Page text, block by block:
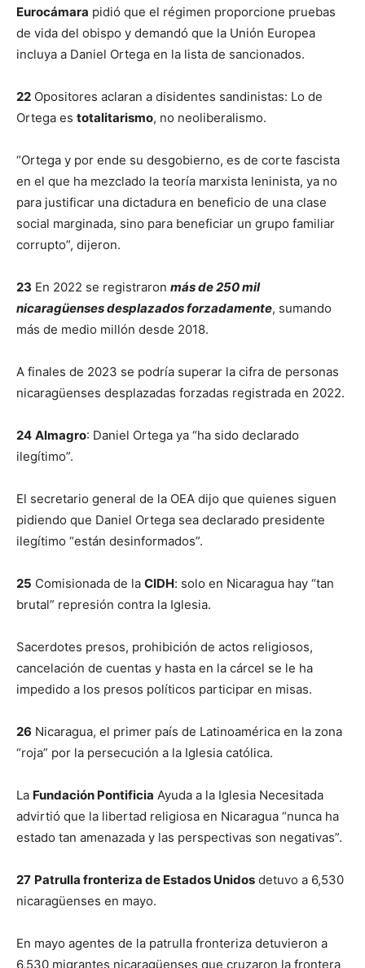
Eurocámara pidió que el régimen proporcione pruebas
de vida del obispo y demandó que la Unión Europea
incluya a Daniel Ortega en la lista de sancionados.
22 Opositores aclaran a disidentes sandinistas: Lo de
Ortega es totalitarismo, no neoliberalismo.
“Ortega y por ende su desgobierno, es de corte fascista
en el que ha mezclado la teoría marxista leninista, ya no
para justificar una dictadura en beneficio de una clase
social marginada, sino para beneficiar un grupo familiar
corrupto”, dijeron.
23 En 2022 se registraron más de 250 mil
nicaragüenses desplazados forzadamente, sumando
más de medio millón desde 2018.
A finales de 2023 se podría superar la cifra de personas
nicaragüenses desplazadas forzadas registrada en 2022.
24 Almagro: Daniel Ortega ya “ha sido declarado
ilegítimo”.
El secretario general de la OEA dijo que quienes siguen
pidiendo que Daniel Ortega sea declarado presidente
ilegítimo “están desinformados”.
25 Comisionada de la CIDH: solo en Nicaragua hay “tan
brutal” represión contra la Iglesia.
Sacerdotes presos, prohibición de actos religiosos,
cancelación de cuentas y hasta en la cárcel se le ha
impedido a los presos políticos participar en misas.
26 Nicaragua, el primer país de Latinoamérica en la zona
“roja” por la persecución a la Iglesia católica.
La Fundación Pontificia Ayuda a la Iglesia Necesitada
advirtió que la libertad religiosa en Nicaragua “nunca ha
estado tan amenazada y las perspectivas son negativas”.
27 Patrulla fronteriza de Estados Unidos detuvo a 6,530
nicaragüenses en mayo.
En mayo agentes de la patrulla fronteriza detuvieron a
6,530 migrantes nicaragüenses que cruzaron la frontera